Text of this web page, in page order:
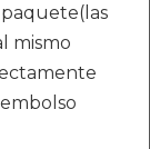
paquete(las
mismo